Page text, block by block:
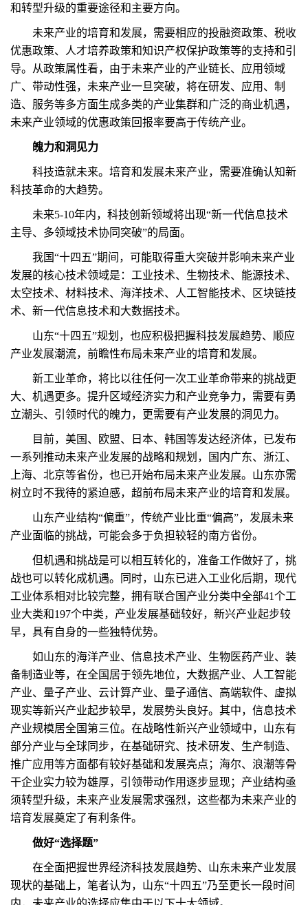
和转型升级的重要途径和主要方向。
未来产业的培育和发展，需要相应的投融资政策、税收
优惠政策、人才培养政策和知识产权保护政策等的支持和引
导。从政策属性看，由于未来产业的产业链长、应用领域
广、带动性强，未来产业一旦突破，将在研发、应用、制
造、服务等多方面生成多类的产业集群和广泛的商业机遇，
未来产业领域的优惠政策回报率要高于传统产业。
魄力和洞见力
科技造就未来。培育和发展未来产业，需要准确认知新
科技革命的大趋势。
未来5-10年内，科技创新领域将出现“新一代信息技术
主导、多领域技术协同突破”的局面。
我国“十四五”期间，可能取得重大突破并影响未来产业
发展的核心技术领域是：工业技术、生物技术、能源技术、
太空技术、材料技术、海洋技术、人工智能技术、区块链技
术、新一代信息技术和大数据技术。
山东“十四五”规划，也应积极把握科技发展趋势、顺应
产业发展潮流，前瞻性布局未来产业的培育和发展。
新工业革命，将比以往任何一次工业革命带来的挑战更
大、机遇更多。提升区域经济实力和产业竞争力，需要有勇
立潮头、引领时代的魄力，更需要有产业发展的洞见力。
目前，美国、欧盟、日本、韩国等发达经济体，已发布
一系列推动未来产业发展的战略和规划，国内广东、浙江、
上海、北京等省份，也已开始布局未来产业发展。山东亦需
树立时不我待的紧迫感，超前布局未来产业的培育和发展。
山东产业结构“偏重”，传统产业比重“偏高”，发展未来
产业面临的挑战，可能会多于负担较轻的南方省份。
但机遇和挑战是可以相互转化的，准备工作做好了，挑
战也可以转化成机遇。同时，山东已进入工业化后期，现代
工业体系相对比较完整，拥有联合国产业分类中全部41个工
业大类和197个中类，产业发展基础较好，新兴产业起步较
早，具有自身的一些独特优势。
如山东的海洋产业、信息技术产业、生物医药产业、装
备制造业等，在全国居于领先地位，大数据产业、人工智能
产业、量子产业、云计算产业、量子通信、高端软件、虚拟
现实等新兴产业起步较早，发展势头良好。其中，信息技术
产业规模居全国第三位。在战略性新兴产业领域中，山东有
部分产业与全球同步，在基础研究、技术研发、生产制造、
推广应用等方面都有较好基础和发展亮点；海尔、浪潮等骨
干企业实力较为雄厚，引领带动作用逐步显现；产业结构亟
须转型升级，未来产业发展需求强烈，这些都为未来产业的
培育发展奠定了有利条件。
做好“选择题”
在全面把握世界经济科技发展趋势、山东未来产业发展
现状的基础上，笔者认为，山东“十四五”乃至更长一段时间